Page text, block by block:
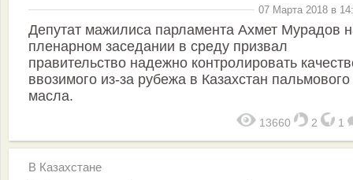
07 Марта 2018 в
Депутат мажилиса парламента Ахмет Мурадов
пленарном заседании в среду призвал
правительство надежно контролировать
ввозимого из-за рубежа в Казахстан пальмового
масла.
13660 2 1
В Казахстане